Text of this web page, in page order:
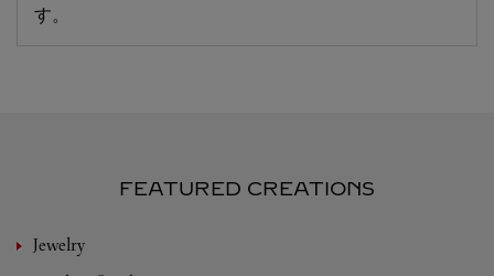
す。
FEATURED CREATIONS
Jewelry